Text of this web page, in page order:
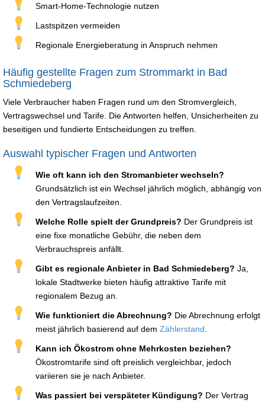
Smart-Home-Technologie nutzen
Lastspitzen vermeiden
Regionale Energieberatung in Anspruch nehmen
Häufig gestellte Fragen zum Strommarkt in Bad
Schmiedeberg
Viele Verbraucher haben Fragen rund um den Stromvergleich,
Vertragswechsel und Tarife. Die Antworten helfen, Unsicherheiten zu
beseitigen und fundierte Entscheidungen zu treffen.
Auswahl typischer Fragen und Antworten
Wie oft kann ich den Stromanbieter wechseln?
Grundsätzlich ist ein Wechsel jährlich möglich, abhängig von
den Vertragslaufzeiten.
Welche Rolle spielt der Grundpreis? Der Grundpreis ist
eine fixe monatliche Gebühr, die neben dem
Verbrauchspreis anfällt.
Gibt es regionale Anbieter in Bad Schmiedeberg? Ja,
lokale Stadtwerke bieten häufig attraktive Tarife mit
regionalem Bezug an.
Wie funktioniert die Abrechnung? Die Abrechnung erfolgt
meist jährlich basierend auf dem Zählerstand
Kann ich Ökostrom ohne Mehrkosten beziehen?
Ökostromtarife sind oft preislich vergleichbar, jedoch
variieren sie je nach Anbieter.
Was passiert bei verspäteter Kündigung? Der Vertrag